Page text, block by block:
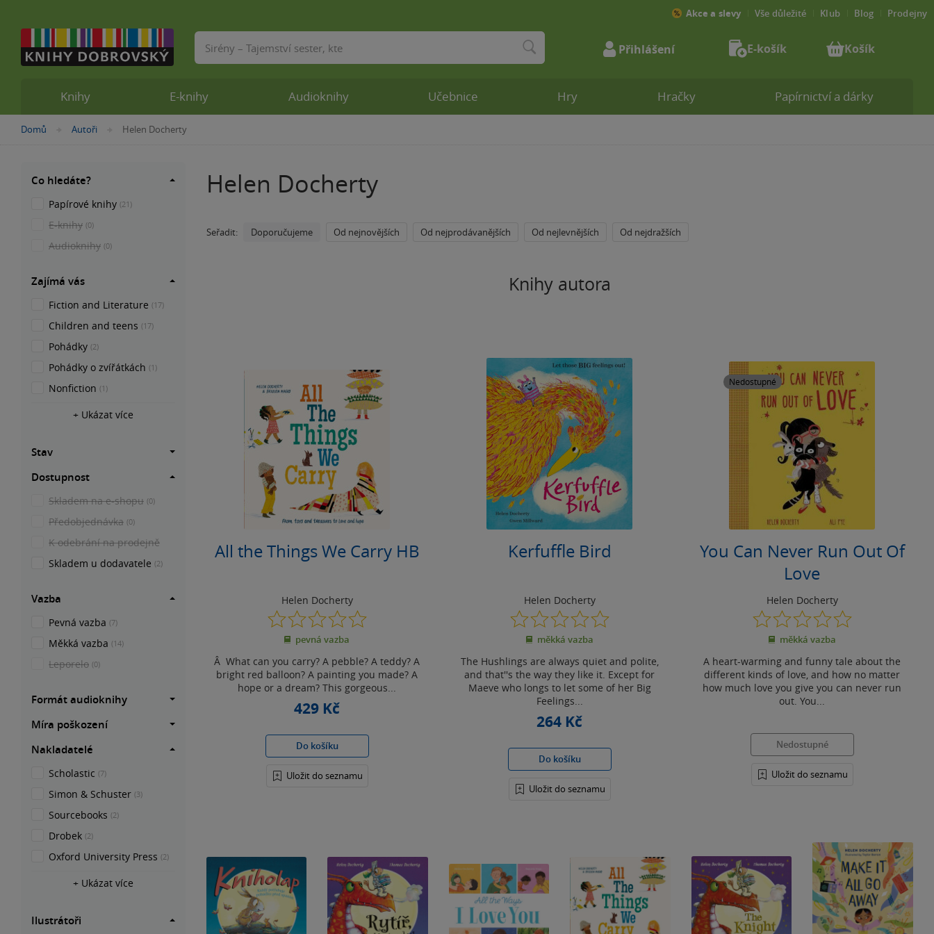
Nacházíte
Domů »Autoři »Helen Docherty
Helen Docherty
Seřadit: Doporučujeme Od nejnovějších Od nejprodávanějších Od nejlevnějších Od nejdražších
Knihy autora
All the Things We Carry HB
Helen Docherty
0.0
z
5
pevná vazba
Â What can you carry? A pebble? A teddy? A
bright red balloon? A painting you made? A
hope or a dream? This gorgeous...
429 Kč
Do košíku
Uložit do seznamu
Kerfuffle Bird
Helen Docherty
0.0
z
5
měkká vazba
The Hushlings are always quiet and polite,
and that''s the way they like it. Except for
Maeve who longs to let some of her Big
Feelings...
264 Kč
Do košíku
Uložit do seznamu
Nedostupné
You Can Never Run Out Of
Love
Helen Docherty
0.0
z
5
měkká vazba
A heart-warming and funny tale about the
different kinds of love, and how no matter
how much love you give you can never run
out. You...
Nedostupné
Uložit do seznamu
Co hledáte?
Papírové knihy (21)
E-knihy (0)
Audioknihy (0)
Zajímá vás
Fiction and Literature (17)
Children and teens (17)
Pohádky (2)
Pohádky o zvířátkách (1)
Nonfiction (1)
+ Ukázat více
Stav
Dostupnost
Skladem na e-shopu (0)
Předobjednávka (0)
K odebrání na prodejně
Skladem u dodavatele (2)
Vazba
Pevná vazba (7)
Měkká vazba (14)
Leporelo (0)
Formát audioknihy
Míra poškození
Nakladatelé
Scholastic (7)
Simon & Schuster (3)
Sourcebooks (2)
Drobek (2)
Oxford University Press (2)
+ Ukázat více
Ilustrátoři
Knihy E-knihy Audioknihy Učebnice Hry Hračky Papírnictví a dárky
Akce a slevy Vše důležité Klub Blog Prodejny
Vyhledávání Přihlášení E-košík Košík